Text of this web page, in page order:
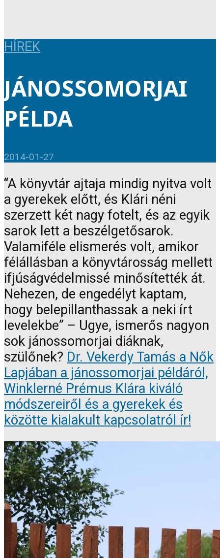
HÍREK
JÁNOSSOMORJAI
PÉLDA
2014-01-27
“A könyvtár ajtaja mindig nyitva volt
a gyerekek előtt, és Klári néni
szerzett két nagy fotelt, és az egyik
sarok lett a beszélgetősarok.
Valamiféle elismerés volt, amikor
félállásban a könyvtárosság mellett
ifjúságvédelmissé minősítették át.
Nehezen, de engedélyt kaptam,
hogy belepillanthassak a neki írt
levelekbe” – Ugye, ismerős nagyon
sok jánossomorjai diáknak,
szülőnek? Dr. Vekerdy Tamás a Nők
Lapjában a jánossomorjai példáról,
Winklerné Prémus Klára kiváló
módszereiről és a gyerekek és
közötte kialakult kapcsolatról ír!